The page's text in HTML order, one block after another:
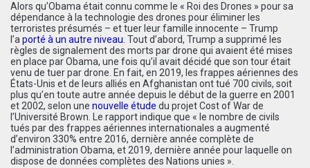
Alors qu’Obama était connu comme le « Roi des Drones » pour sa
dépendance à la technologie des drones pour éliminer les
terroristes présumés – et tuer leur famille innocente – Trump
l’aporté à un autre niveau. Tout d’abord, Trump asupprimé les
règles de signalement des morts par drone qui avaient été mises
en place par Obama, une fois qu’il avait décidé que son tour était
venu de tuer par drone. En fait, en 2019, les frappes aériennes des
États-Unis et de leurs alliés en Afghanistan ont tué 700 civils, soit
plus qu’en toute autre année depuis le début de la guerre en 2001
et 2002, selon une nouvelle étude du projet Cost of War de
l’Université Brown. Le rapport indique que « le nombre de civils
tués par des frappes aériennes internationales a augmenté
d’environ 330% entre 2016, dernière année complète de
l’administration Obama, et 2019, dernière année pour laquelle on
dispose de données complètes des Nations unies ».